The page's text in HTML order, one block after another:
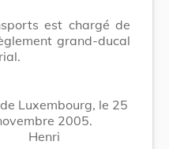
est chargé de
grand-ducal
Luxembourg, le 25
2005.
Henri